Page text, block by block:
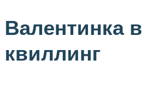
Валентинка
квиллинг